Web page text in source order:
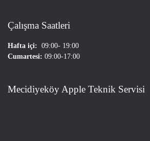
Çalışma Saatleri
Hafta içi: 09:00- 19:00
Cumartesi: 09:00-17:00
Mecidiyeköy Apple Teknik Servisi